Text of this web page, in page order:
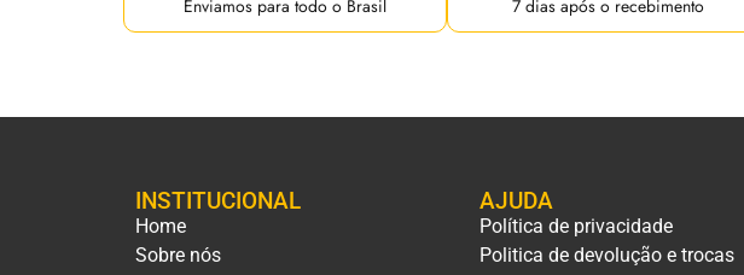
Enviamos para todo o Brasil 7 dias após o recebimento
INSTITUCIONAL
Home
Sobre nós
AJUDA
Política de privacidade
Politica de devolução e trocas